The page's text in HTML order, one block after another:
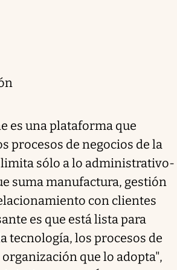
es una plataforma que
procesos de negocios de la
limita sólo a lo administrativo-
suma manufactura, gestión
con clientes
es que está lista para
tecnología, los procesos de
que lo adopta",